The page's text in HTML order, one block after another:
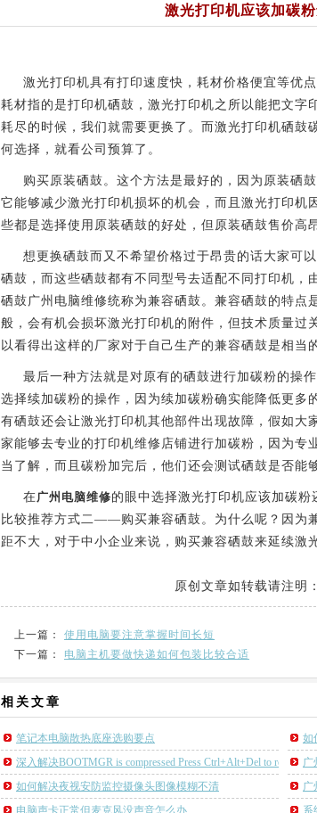
激光打印机应该加碳
激光打印机具有打印速度快，耗材价格便宜等优
耗材指的是打印机硒鼓，激光打印机之所以能把文
耗尽的时候，我们就需要更换了。而激光打印机硒鼓
何选择，就看公司预算了。
购买原装硒鼓。这个方法是最好的，因为原装硒
它能够减少激光打印机损坏的机会，而且激光打印
些都是选择使用原装硒鼓的好处，但原装硒鼓售价高
想更换硒鼓而又不希望价格过于昂贵的话大家可
硒鼓，而这些硒鼓都有不同型号去适配不同打印机
硒鼓广州电脑维修统称为兼容硒鼓。兼容硒鼓的特
般，会有机会损坏激光打印机的附件，但技术质量过
以看得出这样的厂家对于自己生产的兼容硒鼓是相当
最后一种方法就是对原有的硒鼓进行加碳粉的操
选择续加碳粉的操作，因为续加碳粉确实能降低更多
有硒鼓还会让激光打印机其他部件出现故障，假如
家能够去专业的打印机维修店铺进行加碳粉，因为专
当了解，而且碳粉加完后，他们还会测试硒鼓是否能
在广州电脑维修的眼中选择激光打印机应该加碳
比较推荐方式二——购买兼容硒鼓。为什么呢？因为
距不大，对于中小企业来说，购买兼容硒鼓来延续激
原创文章如转载请注明：
上一篇： 使用电脑要注意掌握时间长短
下一篇： 电脑主机要做快递如何包装比较合适
相关 文章
笔记本电脑散热底座选购要点
如
深入解决BOOTMGR is compressed Press Ctrl+Alt+Del to restart 广
如何解决夜视安防监控摄像头图像模糊不清
广
电脑声卡正常但麦克风没声音怎么办
系